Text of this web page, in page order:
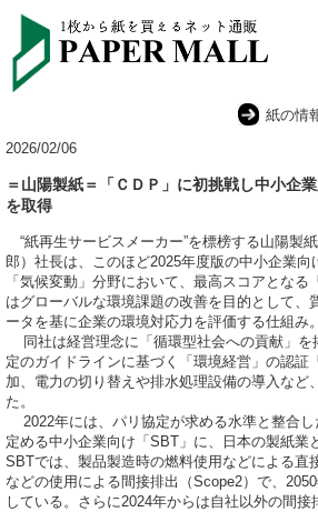
紙の情
2026/02/06
＝山陽製紙＝「ＣＤＰ」に初挑戦し中小企
を取得
“紙再生サービスメーカー”を標榜する山陽製
郎）社長は、このほど2025年度版の中小企業向
「気候変動」分野において、最高スコアとなる
はグローバルな環境課題の改善を目的として、
ータを基に企業の環境対応力を評価する仕組み。
同社は経営理念に「循環型社会への貢献」を
定のガイドラインに基づく「環境経営」の認証
加、電力の切り替えや排水処理設備の導入など
た。
2022年には、パリ協定が求める水準と整合し
定める中小企業向け「SBT」に、日本の製紙業
SBTでは、製品製造時の燃料使用などによる直
などの使用による間接排出（Scope2）で、
している。さらに2024年からは自社以外の間接